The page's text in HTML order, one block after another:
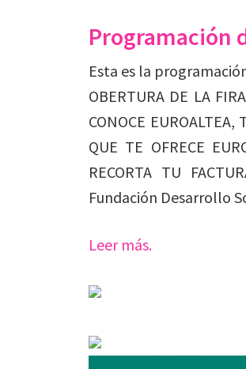
Programación
Esta es la programación
OBERTURA DE LA
CONOCE EUROALTEA,
QUE TE OFRECE
RECORTA TU
Fundación Desarrollo
Leer más.